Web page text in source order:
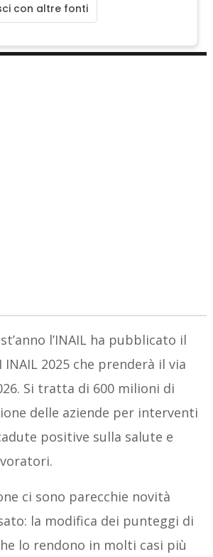
con altre fonti
l’INAIL ha pubblicato il
INAIL 2025 che prenderà il via
Si tratta di 600 milioni di
delle aziende per interventi
positive sulla salute e
ci sono parecchie novità
la modifica dei punteggi di
lo rendono in molti casi più